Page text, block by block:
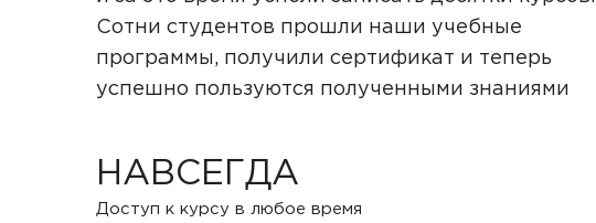
Сотни студентов прошли наши учебные
программы, получили сертификат и теперь
успешно пользуются полученными знаниями
НАВСЕГДА
Доступ к курсу в любое время